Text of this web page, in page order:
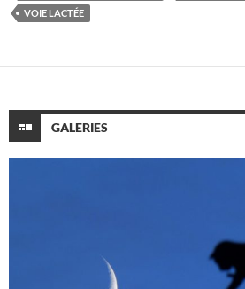
VOIE LACTÉE
GALERIES